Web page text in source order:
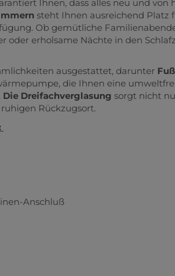
Ihnen, dass alles neu und von
steht Ihnen ausreichend Platz
Ob gemütliche
oder erholsame Nächte in den
ausgestattet, darunter
die Ihnen eine
Die Dreifachverglasung sorgt nicht
Rückzugsort.
Anschluß